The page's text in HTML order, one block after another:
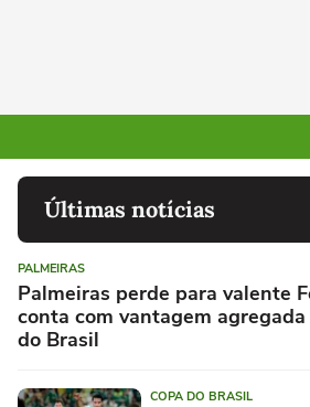
Últimas notícias
PALMEIRAS
Palmeiras perde para valente
conta com vantagem agregada
do Brasil
COPA DO BRASIL